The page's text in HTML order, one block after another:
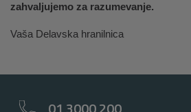
zahvaljujemo za razumevanje.
Vaša Delavska hranilnica